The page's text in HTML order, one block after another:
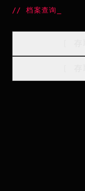
//档案查询